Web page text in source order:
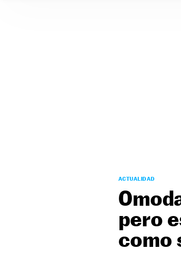
ACTUALIDAD
pero
como